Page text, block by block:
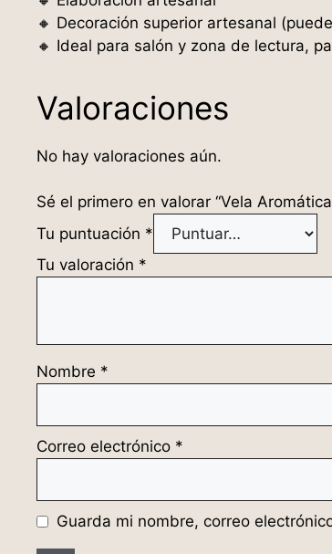
🔸 Decoración superior artesanal
🔸 Ideal para salón y zona de lectura,
Valoraciones
No hay valoraciones aún.
Sé el primero en valorar “Vela
Tu puntuación *
Tu valoración *
Nombre *
Correo electrónico *
Guarda mi nombre, correo